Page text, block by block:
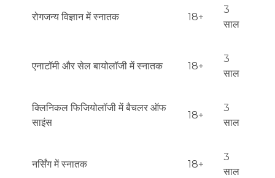
रोगजन्य विज्ञान में स्नातक 18+
3
साल
एनाटॉमी और सेल बायोलॉजी में स्नातक 18+
3
साल
क्लिनिकल फिजियोलॉजी में बैचलर ऑफ
साइंस
18+
3
साल
नर्सिंग में स्नातक 18+
3
साल